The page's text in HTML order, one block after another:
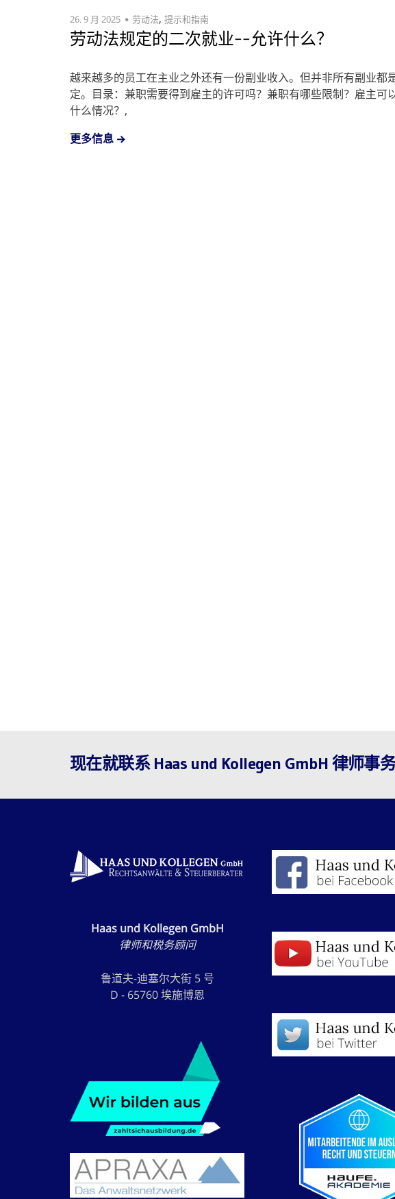
26. 9 月 2025 劳动法, 提示和指南
劳动法规定的二次就业--允许什么？
越来越多的员工在主业之外还有一份副业收入。但并非所有副业
定。目录：兼职需要得到雇主的许可吗？兼职有哪些限制？雇主
什么情况？,
更多信息
现在就联系 Haas und Kollegen GmbH 律师事务
Haas und Kollegen GmbH
律师和税务顾问
鲁道夫-迪塞尔大街 5 号
D - 65760 埃施博恩